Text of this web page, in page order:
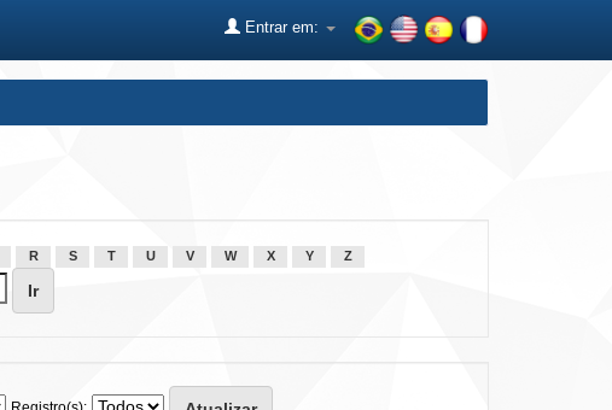
Entrar em:
R S T U V W X Y Z